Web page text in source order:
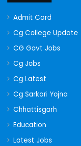
Admit Card
Cg College Update
CG Govt Jobs
Cg Jobs
Cg Latest
Cg Sarkari Yojna
Chhattisgarh
Education
Latest Jobs